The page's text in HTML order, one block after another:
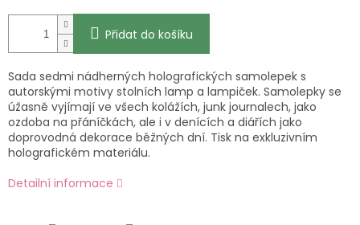
Přidat do košíku
Sada sedmi nádherných holografických samolepek s
autorskými motivy stolních lamp a lampiček. Samolepky se
úžasně vyjímají ve všech kolážích, junk journalech, jako
ozdoba na přáníčkách, ale i v denících a diářích jako
doprovodná dekorace běžných dní. Tisk na exkluzivním
holografickém materiálu.
Detailní informace